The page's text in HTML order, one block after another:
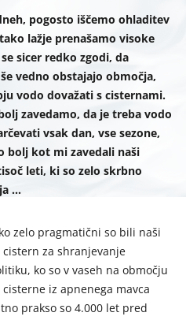
pogosto iščemo ohladitev
lažje prenašamo visoke
sicer redko zgodi, da
vedno obstajajo območja,
vodo dovažati s cisternami.
zavedamo, da je treba vodo
vsak dan, vse sezone,
bolj kot mi zavedali naši
leti, ki so zelo skrbno
…
zelo pragmatični so bili naši
za shranjevanje
ko so v vaseh na območju
iz apnenega mavca
prakso so 4.000 let pred